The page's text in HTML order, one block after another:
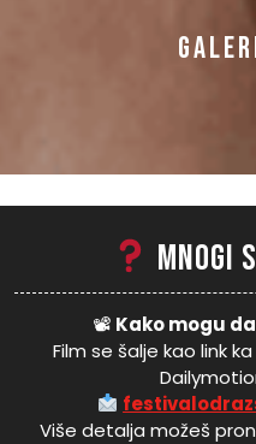
Mnogi
📽 Kako mogu
Film se šalje kao link
Više detalja možeš